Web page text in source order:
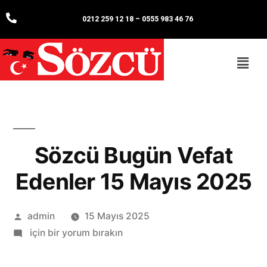
0212 259 12 18– 0555 983 46 76
Sözcü Bugün Vefat
Edenler 15 Mayıs 2025
admin
15 Mayıs 2025
için bir yorum bırakın